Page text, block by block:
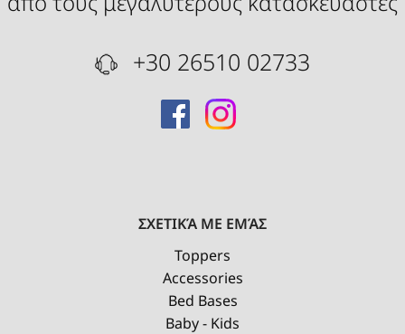
+30 26510 02733
ΣΧΕΤΙΚΆ ΜΕ ΕΜΆΣ
Toppers
Accessories
Bed Bases
Baby - Kids